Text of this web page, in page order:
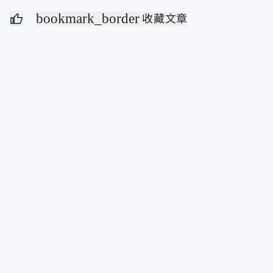
bookmark_border 收藏文章